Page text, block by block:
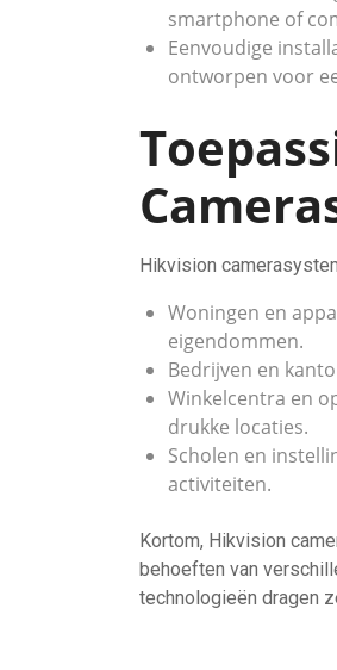
smartphone of
Eenvoudige
ontworpen voor
Hikvision
Woningen en
eigendommen.
Bedrijven en
Winkelcentra en
drukke locaties.
Scholen en
activiteiten.
Kortom, Hikvision
behoeften van
technologieën dragen